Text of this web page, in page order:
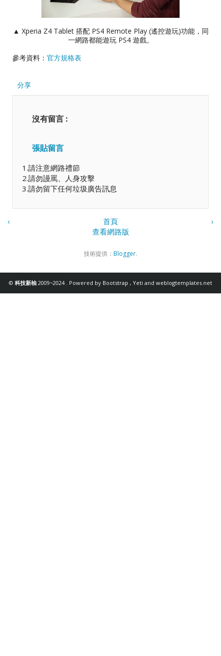
▲ Xperia Z4 Tablet 搭配 PS4 Remote Play (遙控遊玩)功能，同
一網路都能遊玩 PS4 遊戲。
參考資料： 官方規格表
分享
沒有留言 :
張貼留言
1.請注意網路禮節
2.請勿謾罵、人身攻擊
3.請勿留下任何垃圾廣告訊息
‹ ›
首頁
查看網路版
技術提供： Blogger.
© 科技新柚 2009~2024 . Powered by Bootstrap , Yeti and weblogtemplates.net